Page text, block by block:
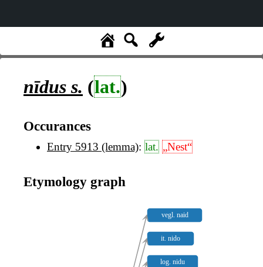
nīdus s. (lat.)
Occurances
Entry 5913 (lemma): lat. „Nest“
Etymology graph
vegl. naid
it. nido
log. nidu